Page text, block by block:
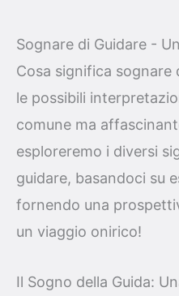
Sognare di Guidare -
Cosa significa sognare
le possibili
comune ma
esploreremo i diversi
guidare, basandoci su
fornendo una
un viaggio onirico!
Il Sogno della Guida: